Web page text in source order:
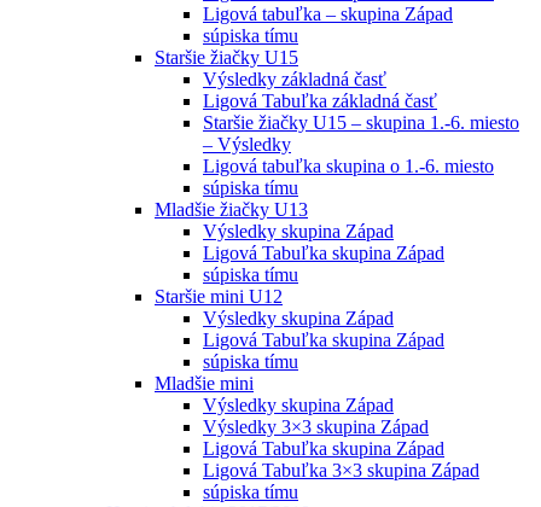
Ligová tabuľka – skupina Západ
súpiska tímu
Staršie žiačky U15
Výsledky základná časť
Ligová Tabuľka základná časť
Staršie žiačky U15 – skupina 1.-6. miesto
– Výsledky
Ligová tabuľka skupina o 1.-6. miesto
súpiska tímu
Mladšie žiačky U13
Výsledky skupina Západ
Ligová Tabuľka skupina Západ
súpiska tímu
Staršie mini U12
Výsledky skupina Západ
Ligová Tabuľka skupina Západ
súpiska tímu
Mladšie mini
Výsledky skupina Západ
Výsledky 3×3 skupina Západ
Ligová Tabuľka skupina Západ
Ligová Tabuľka 3×3 skupina Západ
súpiska tímu